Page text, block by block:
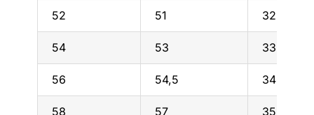
52 51 32
54 53 33
56 54,5 34
58 57 35